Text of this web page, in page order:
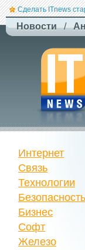
Сделать ITnews
Новости /
Интернет
Связь
Технологии
Безопасность
Бизнес
Софт
Железо